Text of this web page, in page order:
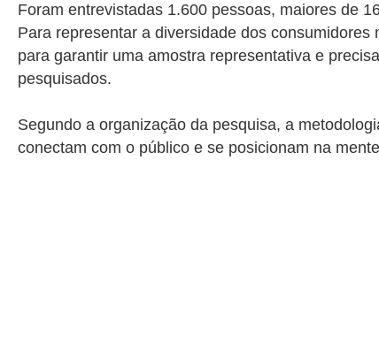
Foram entrevistadas 1.600 pessoas, maiores de
Para representar a diversidade dos
para garantir uma amostra representativa e
pesquisados.
Segundo a organização da pesquisa, a
conectam com o público e se posicionam na